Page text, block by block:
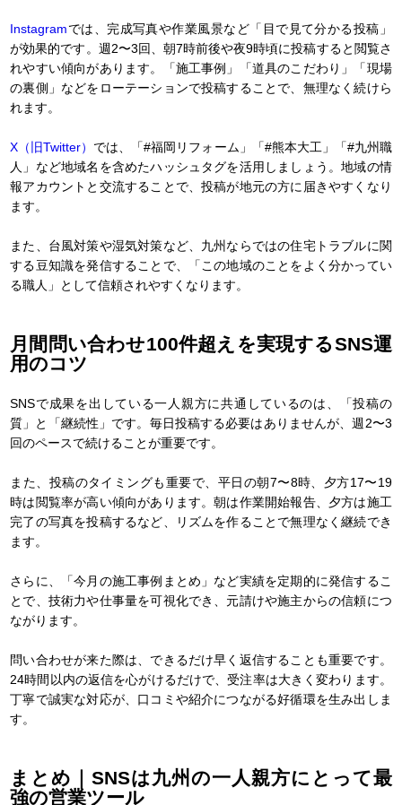
Instagramでは、完成写真や作業風景など「目で見て分かる投稿」
が効果的です。週2〜3回、朝7時前後や夜9時頃に投稿すると閲覧さ
れやすい傾向があります。「施工事例」「道具のこだわり」「現場
の裏側」などをローテーションで投稿することで、無理なく続けら
れます。
X（旧Twitter） では、「#福岡リフォーム」「#熊本大工」「#九州職
人」など地域名を含めたハッシュタグを活用しましょう。地域の情
報アカウントと交流することで、投稿が地元の方に届きやすくなり
ます。
また、台風対策や湿気対策など、九州ならではの住宅トラブルに関
する豆知識を発信することで、「この地域のことをよく分かってい
る職人」として信頼されやすくなります。
月間問い合わせ100件超えを実現するSNS運
用のコツ
SNSで成果を出している一人親方に共通しているのは、「投稿の
質」と「継続性」です。毎日投稿する必要はありませんが、週2〜3
回のペースで続けることが重要です。
また、投稿のタイミングも重要で、平日の朝7〜8時、夕方17〜19
時は閲覧率が高い傾向があります。朝は作業開始報告、夕方は施工
完了の写真を投稿するなど、リズムを作ることで無理なく継続でき
ます。
さらに、「今月の施工事例まとめ」など実績を定期的に発信するこ
とで、技術力や仕事量を可視化でき、元請けや施主からの信頼につ
ながります。
問い合わせが来た際は、できるだけ早く返信することも重要です。
24時間以内の返信を心がけるだけで、受注率は大きく変わります。
丁寧で誠実な対応が、口コミや紹介につながる好循環を生み出しま
す。
まとめ｜SNSは九州の一人親方にとって最
強の営業ツール